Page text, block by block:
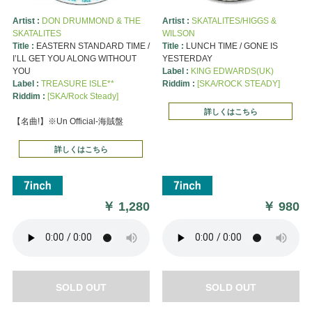
Artist : DON DRUMMOND & THE
SKATALITES
Title : EASTERN STANDARD TIME /
I’LL GET YOU ALONG WITHOUT
YOU
Label : TREASURE ISLE**
Riddim : [SKA/Rock Steady]
【名曲!】※Un Official-海賊盤
詳しくはこちら
￥ 1,280
SOLD OUT
Artist : SKATALITES/HIGGS &
WILSON
Title : LUNCH TIME / GONE IS
YESTERDAY
Label : KING EDWARDS(UK)
Riddim : [SKA/ROCK STEADY]
詳しくはこちら
￥980
SOLD OUT